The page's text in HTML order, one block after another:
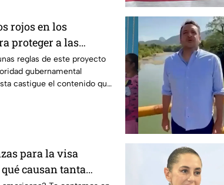
rojos en los
proteger a las
reglas de este proyecto
gubernamental
castigue el contenido que
para la visa
causan tanta